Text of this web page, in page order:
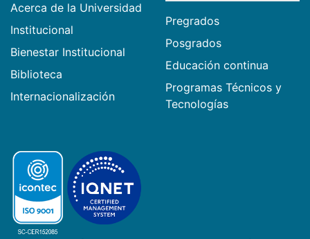
Acerca de la Universidad
Institucional
Bienestar Institucional
Biblioteca
Internacionalización
Pregrados
Posgrados
Educación continua
Programas Técnicos y
Tecnologías